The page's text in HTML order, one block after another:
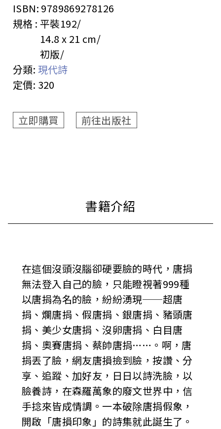
ISBN: 9789869278126
規格 : 平裝192
14.8 x 21 cm
初版
分類: 現代詩
定價: 320
立即購買 前往出版社
在這個沒頭沒腦卻硬要臉的時代，唐捐
無法登入自己的臉，只能瞪視著999種
以唐捐為名的臉，紛紛湧現──超唐
捐、爛唐捐、假唐捐、銀唐捐、豬頭唐
捐、美少女唐捐、沒卵唐捐、白目唐
捐、奧賽唐捐、蔡帥唐捐……。啊，唐
捐丟了臉，網友唐損撿到臉，按讚、分
享、追蹤、加好友，日日以詩洗臉，以
臉養詩，在森羅萬象的廢文世界中，信
手捻來皆成情調。一本破除唐捐假象，
開啟「唐損印象」的詩集就此誕生了。